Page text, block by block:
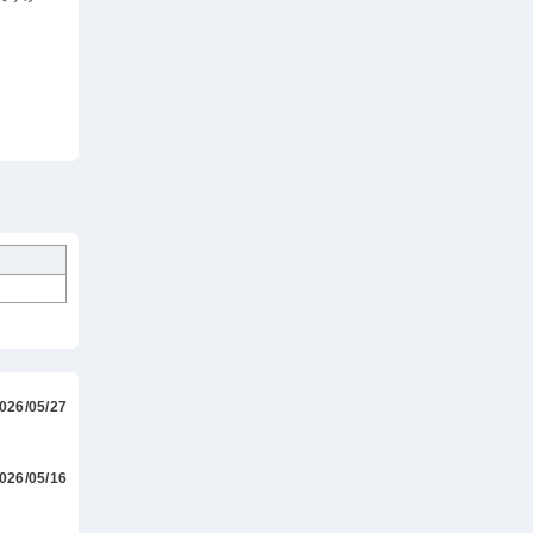
05/27
05/16